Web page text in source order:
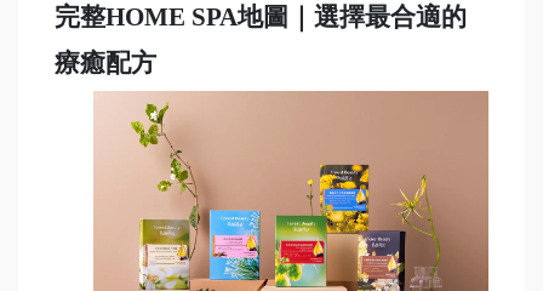
完整HOME SPA地圖｜選擇最合適的
療癒配方